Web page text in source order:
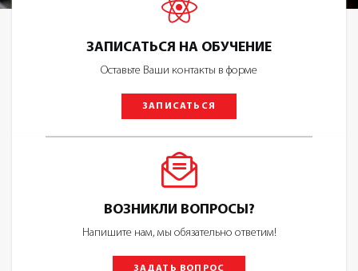
ЗАПИСАТЬСЯ НА ОБУЧЕНИЕ
Оставьте Ваши контакты в форме
ЗАПИСАТЬСЯ
ВОЗНИКЛИ ВОПРОСЫ?
Напишите нам, мы обязательно ответим!
ЗАДАТЬ ВОПРОС